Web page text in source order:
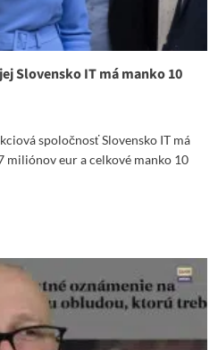
Slovensko IT má manko 10
spoločnosť Slovensko IT má
miliónov eur a celkové manko 10